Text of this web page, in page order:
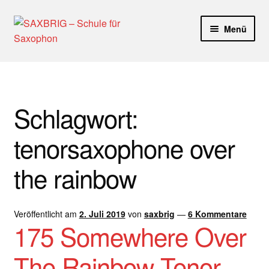
Zur
Navigation
Zum
Inhalt
Menü
Aktuelle Blog Artikel
ANMELDUNG
Dankeschön – Impro Basic Downloads (Youtube)
Datenschutz
Schlagwort:
tenorsaxophone over
the rainbow
Veröffentlicht am 2. Juli 2019 von saxbrig — 6 Kommentare
175 Somewhere Over